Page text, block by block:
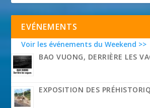
EVÉNEMENTS
Voir les événements du Weekend >>
BAO VUONG, DERRIÈRE LES
EXPOSITION DES